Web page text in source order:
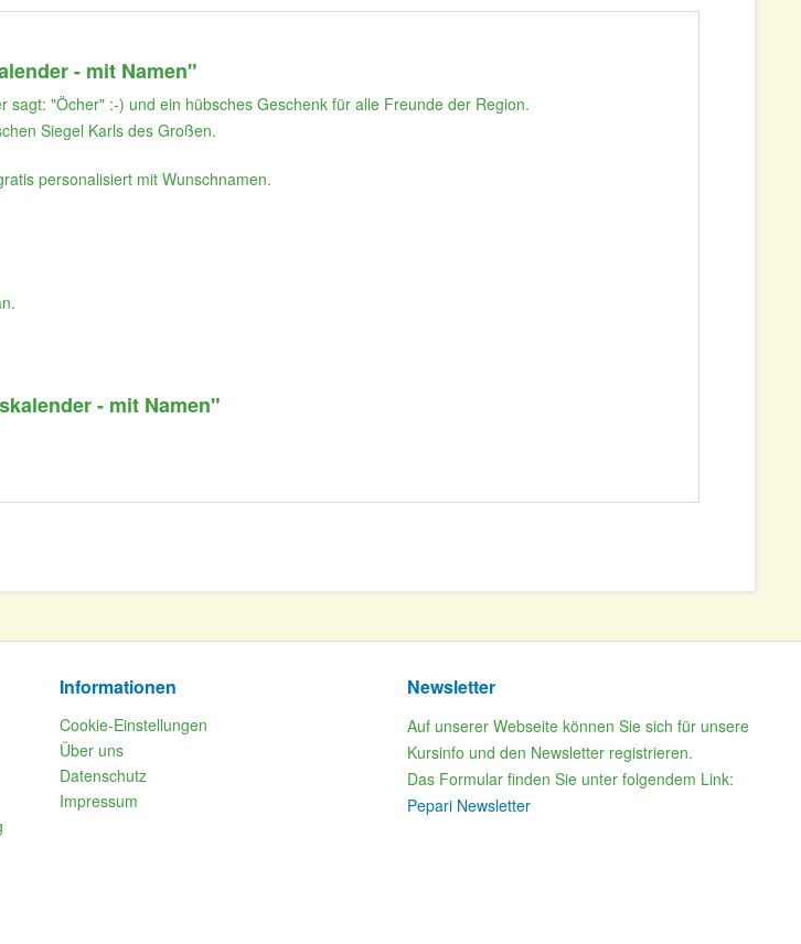
- mit Namen"
"Öcher" :-) und ein hübsches Geschenk für alle Freunde der Region.
Siegel Karls des Großen.
personalisiert mit Wunschnamen.
- mit Namen"
Informationen
Cookie-Einstellungen
Über uns
Datenschutz
Impressum
Newsletter
Auf unserer Webseite können Sie sich für unsere
Kursinfo und den Newsletter registrieren.
Das Formular finden Sie unter folgendem Link:
Pepari Newsletter